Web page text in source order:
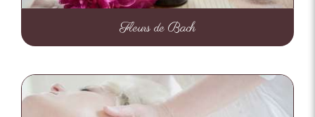
Fleurs de Bach